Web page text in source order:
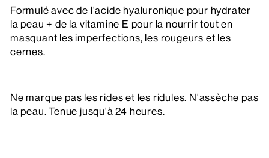
Formulé avec de l'acide hyaluronique pour hydrater
la peau + de la vitamine E pour la nourrir tout en
masquant les imperfections, les rougeurs et les
cernes.
Ne marque pas les rides et les ridules. N'assèche pas
la peau. Tenue jusqu'à 24 heures.